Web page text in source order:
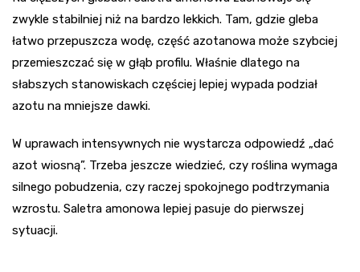
zwykle stabilniej niż na bardzo lekkich. Tam, gdzie gleba
łatwo przepuszcza wodę, część azotanowa może szybciej
przemieszczać się w głąb profilu. Właśnie dlatego na
słabszych stanowiskach częściej lepiej wypada podział
azotu na mniejsze dawki.
W uprawach intensywnych nie wystarcza odpowiedź „dać
azot wiosną”. Trzeba jeszcze wiedzieć, czy roślina wymaga
silnego pobudzenia, czy raczej spokojnego podtrzymania
wzrostu. Saletra amonowa lepiej pasuje do pierwszej
sytuacji.